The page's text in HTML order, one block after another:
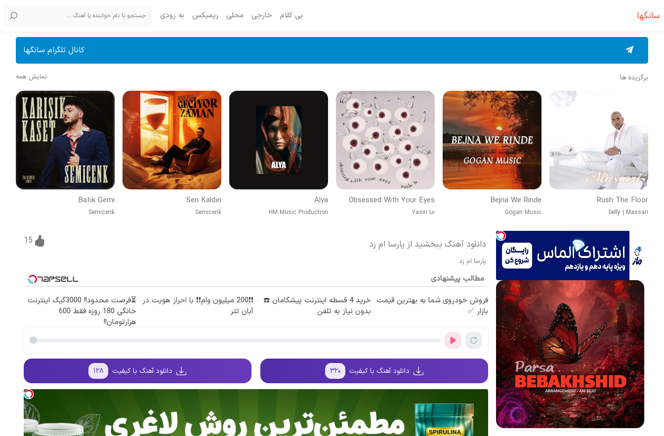
سانگها بی کلام خارجی محلی ریمیکس به زودی
کانال تلگرام سانگها
برگزیده ها نمایش همه
Rush The Floor
belly | Massari
Bejna We Rinde
Gogan Music
Obsessed With Your Eyes
Yasin Lv
Alya
HM Music Production
Sen Kaldın
Semicenk
Batık Gemi
Semicenk
دانلود آهنگ ببخشید از پارسا ام زد
پارسا ام زد
15
مطالب پیشنهادی
فروش خودروی شما به بهترین قیمت
بازار ✅
خرید 4 قسطه اینترنت پیشگامان ☎️
بدون نیاز به تلفن
❗❗200 میلیون وام❗❗ با احراز هویت در
آبان تتر
⏳فرصت محدود!! 3000گیگ اینترنت
خانگی 180 روزه فقط 600
هزارتومان!!
دانلود آهنگ با کیفیت ۳۲۰ دانلود آهنگ با کیفیت ۱۲۸